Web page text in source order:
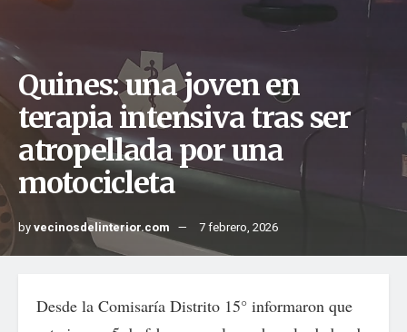
Quines: una joven en
terapia intensiva tras ser
atropellada por una
motocicleta
byvecinosdelinterior.com 7 febrero, 2026
Desde la Comisaría Distrito 15° informaron que